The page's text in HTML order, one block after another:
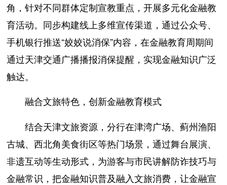
角，针对不同群体定制宣教重点，开展多元化金融教
育活动。同步构建线上多维宣传渠道，通过公众号、
手机银行推送“姣姣说消保”内容，在金融教育周期间
通过天津交通广播播报消保提醒，实现金融知识广泛
触达。
融合文旅特色，创新金融教育模式
结合天津文旅资源，分行在津湾广场、蓟州渔阳
古城、西北角美食街区等热门场景，通过舞台展演、
非遗互动等生动形式，为游客与市民讲解防诈技巧与
金融常识，把金融知识普及融入文旅消费，让金融宣